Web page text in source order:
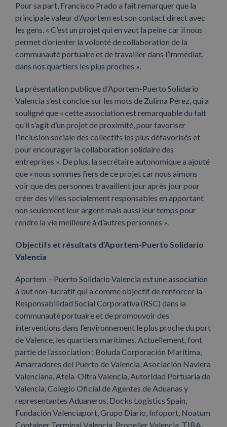
Pour sa part, Francisco Prado a fait remarquer que la
principale valeur d’Aportem est son contact direct avec
les gens. « C’est un projet qui en vaut la peine car il nous
permet d’orienter la volonté de collaboration de la
communauté portuaire et de travailler dans l’immédiat,
dans nos quartiers les plus proches ».
La présentation publique d’Aportem-Puerto Solidario
Valencia s’est conclue sur les mots de Zulima Pérez, qui a
souligné que « cette association est remarquable du fait
qu’il s’agit d’un projet de proximité, pour favoriser
l’inclusion sociale des collectifs les plus défavorisés et
pour encourager la collaboration solidaire des
entreprises ». De plus, la secrétaire autonomique a ajouté
que « nous sommes fiers de ce projet car nous aimons
voir que des personnes travaillent jour après jour pour
créer des villes socialement responsables en apportant
non seulement leur argent mais aussi leur temps pour
rendre la vie meilleure à d’autres personnes ».
Objectifs et résultats d’Aportem-Puerto Solidario
Valencia
Aportem – Puerto Solidario Valencia est une association
à but non-lucratif qui a comme objectif de renforcer la
Responsabilidad Social Corporativa (RSC) dans la
communauté portuaire et de promouvoir des
interventions dans l’environnement le plus proche du port
de Valence, les quartiers maritimes. Actuellement, font
partie de l’association : Boluda Corporación Marítima,
Amarradores del Puerto de Valencia, Asociación Naviera
Valenciana, Ateia-Oltra Valencia, Autoridad Portuaria de
Valencia, Colegio Oficial de Agentes de Aduanas y
representantes Aduaneros, Docks Logistics Spain,
Fundación Valenciaport, Grupo Diario, Infoport, Noatum
Container Terminal Valencia, Propeller Valencia, TIBA,